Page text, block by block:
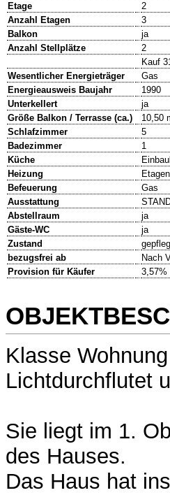
Etage
2
Anzahl Etagen
3
Balkon
ja
Anzahl Stellplätze
2
Kauf
Wesentlicher Energieträger
Gas
Energieausweis Baujahr
1990
Unterkellert
ja
Größe Balkon / Terrasse (ca.)
10,50
Schlafzimmer
5
Badezimmer
1
Küche
Heizung
Befeuerung
Gas
Ausstattung
Abstellraum
ja
Gäste-WC
ja
Zustand
bezugsfrei ab
Nach
Provision für Käufer
3,57%
Klasse
Lichtdurchflutet
Sie liegt im 1.
des Hauses.
Das Haus hat